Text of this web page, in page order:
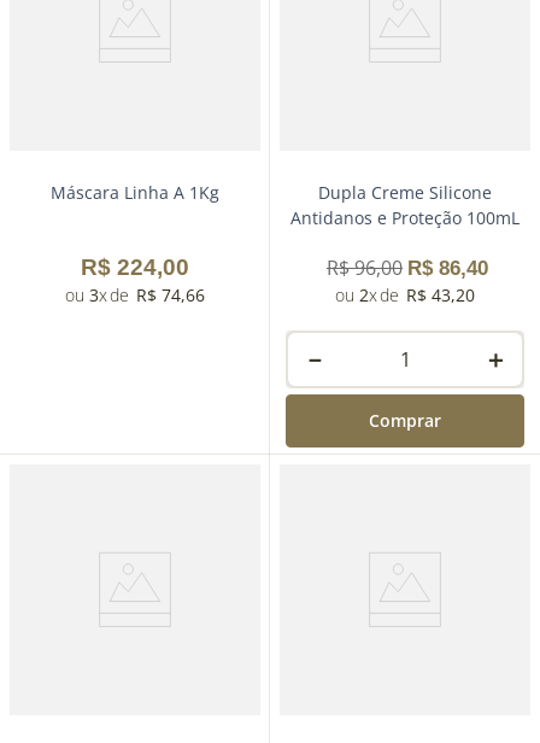
Máscara Linha A 1Kg
R$ 224,00
3 R$ 74,66
Dupla Creme Silicone
Antidanos e Proteção 100mL
R$96,00 R$ 86,40
2
R$ 43,20
＋
－
Comprar